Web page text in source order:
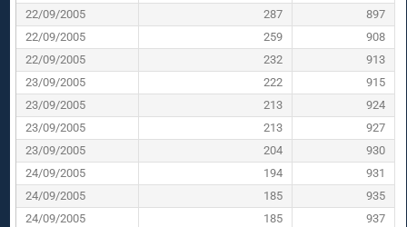
22/09/2005
287
897
22/09/2005
259
908
22/09/2005
232
913
23/09/2005
222
915
23/09/2005
213
924
23/09/2005
213
927
23/09/2005
204
930
24/09/2005
194
931
24/09/2005
185
935
24/09/2005
185
937